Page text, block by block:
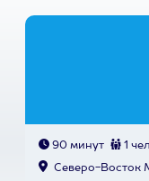
90 минут 1 чел
Северо-Восток